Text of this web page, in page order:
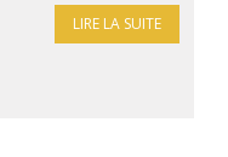
LIRE LA SUITE